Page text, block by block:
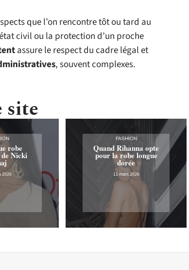
que l’on rencontre tôt ou tard au
civil ou la protection d’un proche
assure le respect du cadre légal et
, souvent complexes.
site
robe
Nicki
2026
FASHION
Quand Rihanna opte
pour la robe longue
dorée
11 mars 2026